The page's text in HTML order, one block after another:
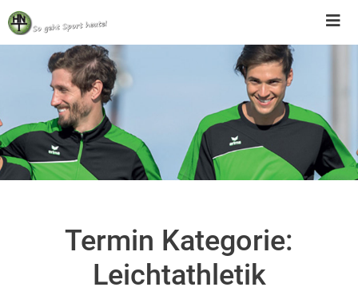
Skip
to
content
Termin Kategorie:
Leichtathletik